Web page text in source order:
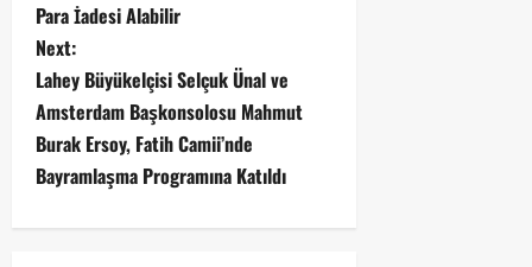
Para İadesi Alabilir
Next:
Lahey Büyükelçisi Selçuk Ünal ve
Amsterdam Başkonsolosu Mahmut
Burak Ersoy, Fatih Camii’nde
Bayramlaşma Programına Katıldı